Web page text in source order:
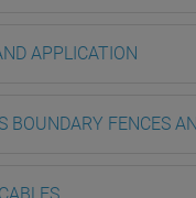
APPLICATION
FENCES